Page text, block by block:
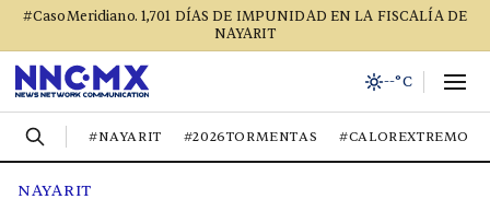
#CasoMeridiano. 1,701 DÍAS DE IMPUNIDAD EN LA FISCALÍA DE
NAYARIT
--°C
#NAYARIT #2026TORMENTAS #CALOREXTREMO
NAYARIT